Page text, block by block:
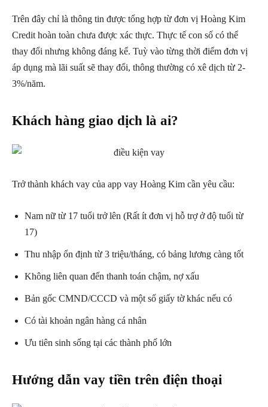
Trên đây chỉ là thông tin được tổng hợp từ đơn vị Hoàng Kim
Credit hoàn toàn chưa được xác thực. Thực tế con số có thể
thay đổi nhưng không đáng kể. Tuỳ vào từng thời điểm đơn vị
áp dụng mà lãi suất sẽ thay đổi, thông thường có xê dịch từ 2-
3%/năm.
Khách hàng giao dịch là ai?
Trở thành khách vay của app vay Hoàng Kim cần yêu cầu:
Nam nữ từ 17 tuổi trở lên (Rất ít đơn vị hỗ trợ ở độ tuổi từ
17)
Thu nhập ổn định từ 3 triệu/tháng, có bảng lương càng tốt
Không liên quan đến thanh toán chậm, nợ xấu
Bản gốc CMND/CCCD và một số giấy tờ khác nếu có
Có tài khoản ngân hàng cá nhân
Ưu tiên sinh sống tại các thành phố lớn
Hướng dẫn vay tiền trên điện thoại